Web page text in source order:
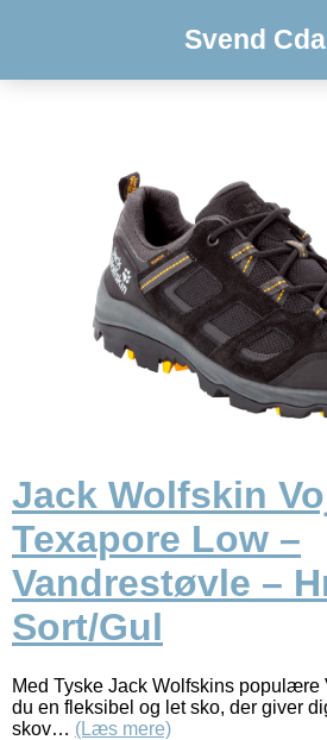
Svend
Jack Wolfskin
Texapore Low –
Vandrestøvle –
Sort/Gul
Med Tyske Jack Wolfskins populære
du en fleksibel og let sko, der giver
skov… (Læs mere)